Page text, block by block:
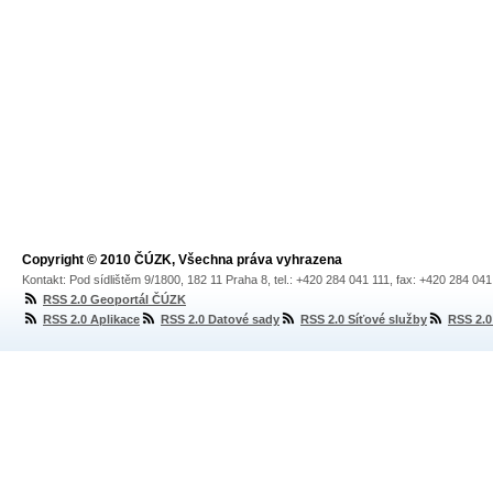
Copyright © 2010 ČÚZK, Všechna práva vyhrazena
Kontakt: Pod sídlištěm 9/1800, 182 11 Praha 8, tel.: +420 284 041 111, fax: +420 284
RSS 2.0 Geoportál ČÚZK
RSS 2.0 Aplikace
RSS 2.0 Datové sady RSS 2.0 Síťové služby RSS